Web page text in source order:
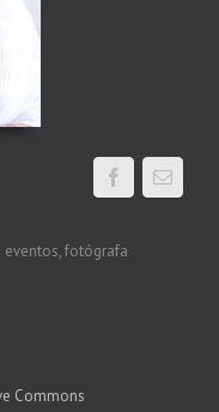
eventos, fotógrafa
Commons